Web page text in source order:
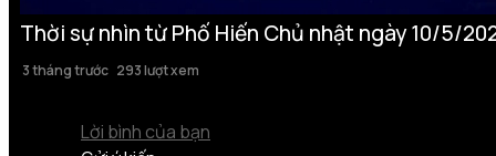
Thời sự nhìn từ Phố Hiến Chủ nhật ngày 10/5/
3 tháng trước 293 lượt xem
Lời bình của bạn